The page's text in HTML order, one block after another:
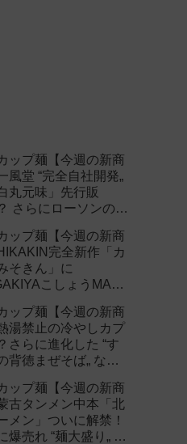
ップ麺【今週の新商
風堂 “完全自社開発„
丸元味」先行販
さらにローソンの激
とめ！
ップ麺【今週の新商
完全新作「カ
そきん」に
こしょうMAX„
ップ麺【今週の新商
湯禁止の冷やしカプ
さらに進化した “す
背徳まぜそば„ など
ップ麺【今週の新商
古タンメン中本「北
メン」ついに解禁！
爆売れ “麺大盛り„ シ